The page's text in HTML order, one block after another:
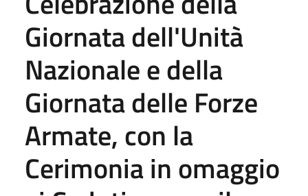
Giornata dell'Unità
Nazionale e della
Giornata delle Forze
Armate, con la
Cerimonia in omaggio